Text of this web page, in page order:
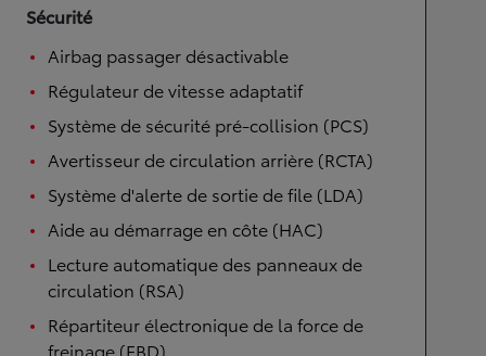
Sécurité
Airbag passager désactivable
Régulateur de vitesse adaptatif
Système de sécurité pré-collision (PCS)
Avertisseur de circulation arrière (RCTA)
Système d'alerte de sortie de file (LDA)
Aide au démarrage en côte (HAC)
Lecture automatique des panneaux de
circulation (RSA)
Répartiteur électronique de la force de
freinage (EBD)